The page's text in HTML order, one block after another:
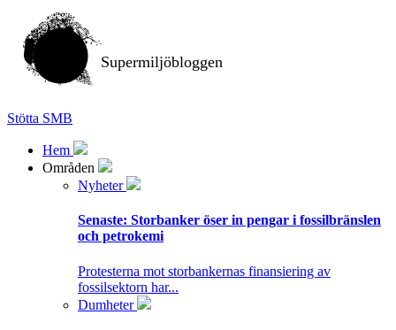
Supermiljöbloggen
Stötta SMB
Hem
Områden
Nyheter
Senaste: Storbanker öser in pengar i fossilbränslen
och petrokemi
Protesterna mot storbankernas finansiering av
fossilsektorn har...
Dumheter